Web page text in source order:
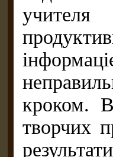
кроком.
творчих